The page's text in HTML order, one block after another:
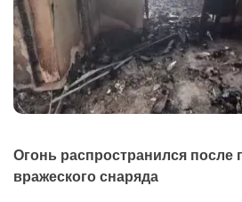
Огонь распространился после
вражеского снаряда